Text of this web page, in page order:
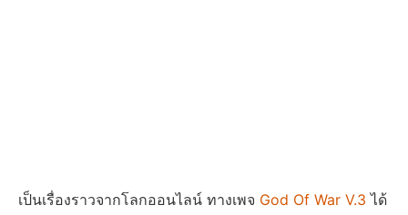
เป็นเรื่องราวจากโลกออนไลน์ ทางเพจ God Of War V.3 ได้